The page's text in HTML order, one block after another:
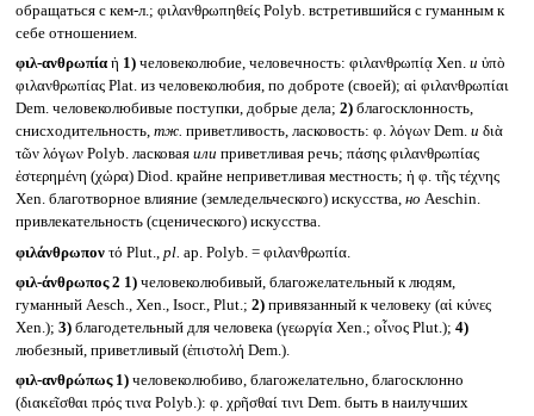
обращаться с кем-л.; φιλανθρωπηθείς Polyb. встретившийся с гуманным к
себе отношением.
φιλ-ανθρωπία ἡ 1)человеколюбие, человечность: φιλανθρωπίᾳ Xen. и ὑπὸ
φιλανθρωπίας Plat. из человеколюбия, по доброте (своей); αἱ φιλανθρωπίαι
Dem. человеколюбивые поступки, добрые дела; 2)благосклонность,
снисходительность, тж. приветливость, ласковость: φ. λόγων Dem. и διὰ
τῶν λόγων Polyb. ласковая или приветливая речь; πάσης φιλανθρωπίας
ἐστερημένη (χώρα) Diod. крайне неприветливая местность; ἡ φ. τῆς τέχνης
Xen. благотворное влияние (земледельческого) искусства, но Aeschin.
привлекательность (сценического) искусства.
φιλάνθρωπον τό Plut., pl. ap. Polyb. = φιλανθρωπία.
φιλ-άνθρωπος 2 1)человеколюбивый, благожелательный к людям,
гуманный Aesch., Xen., Isocr., Plut.; 2)привязанный к человеку (αἱ κύνες
Xen.); 3)благодетельный для человека (γεωργία Xen.; οἶνος Plut.); 4)
любезный, приветливый (ἐπιστολή Dem.).
φιλ-ανθρώπως 1)человеколюбиво, благожелательно, благосклонно
(διακεῖσθαι πρός τινα Polyb.): φ. χρῆσθαί τινι Dem. быть в наилучших